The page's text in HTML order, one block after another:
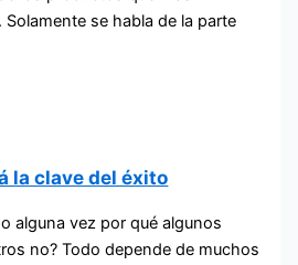
se habla de la parte
la clave del éxito
alguna vez por qué algunos
no? Todo depende de muchos